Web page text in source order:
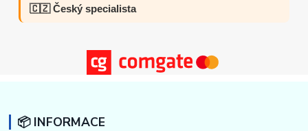
🇨🇿 Český specialista
📦 INFORMACE